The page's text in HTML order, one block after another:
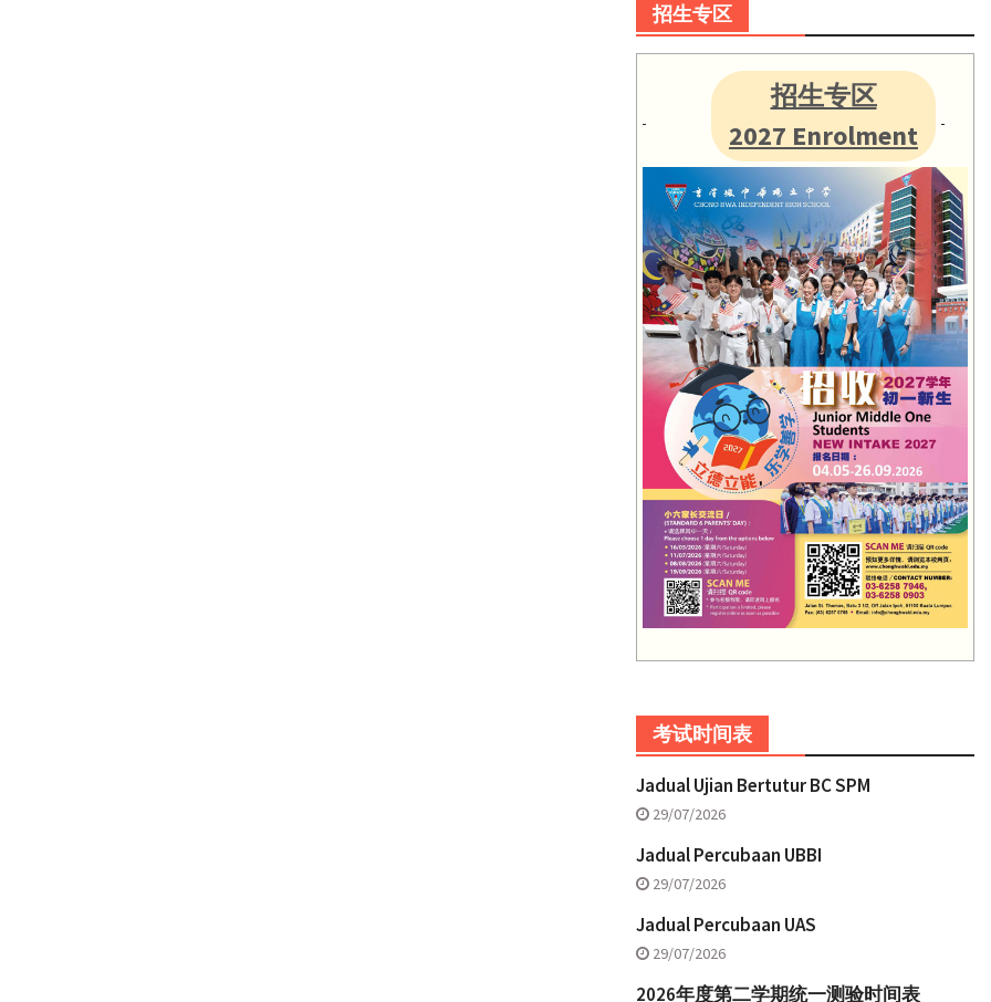
招生专区
招生专区
2027 Enrolment
考试时间表
Jadual Ujian Bertutur BC SPM
29/07/2026
Jadual Percubaan UBBI
29/07/2026
Jadual Percubaan UAS
29/07/2026
2026年度第二学期统一测验时间表